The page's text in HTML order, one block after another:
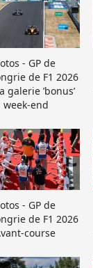
- GP de
de F1 2026
galerie ’bonus’
week-end
- GP de
de F1 2026
course